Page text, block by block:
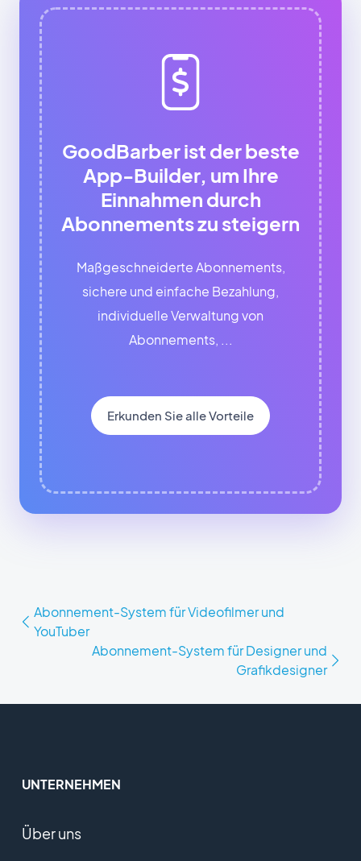
GoodBarber ist der beste
App-Builder, um Ihre
Einnahmen durch
Abonnements zu steigern
Maßgeschneiderte Abonnements,
sichere und einfache Bezahlung,
individuelle Verwaltung von
Abonnements, ...
Erkunden Sie alle Vorteile
Abonnement-System für Videofilmer und
YouTuber
Abonnement-System für Designer und
Grafikdesigner
UNTERNEHMEN
Über uns